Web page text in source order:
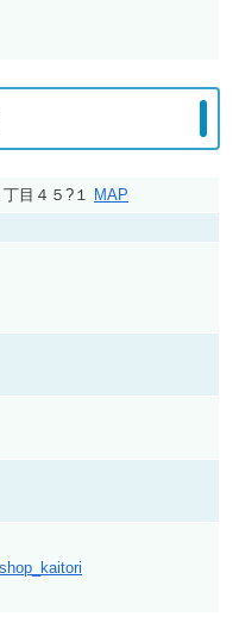
目４５?１ MAP